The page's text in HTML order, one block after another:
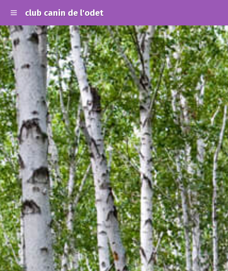
club canin de l'odet